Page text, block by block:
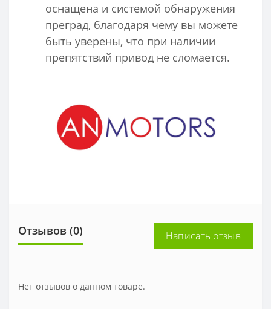
оснащена и системой обнаружения
преград, благодаря чему вы можете
быть уверены, что при наличии
препятствий привод не сломается.
Отзывов (0) Написать отзыв
Нет отзывов о данном товаре.